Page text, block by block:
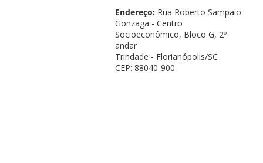
Endereço: Rua Roberto Sampaio
Gonzaga - Centro
Socioeconômico, Bloco G, 2º
andar
Trindade - Florianópolis/SC
CEP: 88040-900